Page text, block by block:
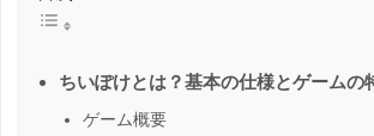
ちいぽけとは？基本の仕様とゲームの
ゲーム概要